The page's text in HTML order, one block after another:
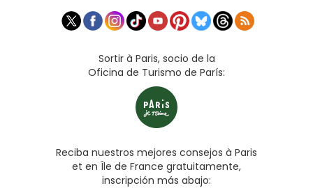
Sortir à Paris, socio de la
Oficina de Turismo de París:
Reciba nuestros mejores consejos à Paris
et en Île de France gratuitamente,
inscripción más abajo: